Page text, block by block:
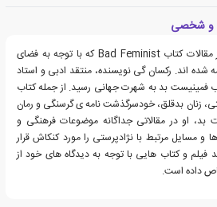
و شخصی
کتاب پیش رو گزیده ای است از مقالات کتاب Bad Feminist که با توجه به فضای
شده اند. رکسان گی نویسنده، منتقد ادبی و استاد
فمینیست بد به شهرت جهانی رسید. از جمله کتاب
زنان بدقلق، خودسرگذشت نامه ی گرسنگی و رمان
او در مقالاتی جداگانه موضوعات فرهنگی و
و مسایل مرتبط با نژادپرستی را مورد کنکاش قرار
و کتاب هایی با توجه به دیدگاه های خود از
داده است.